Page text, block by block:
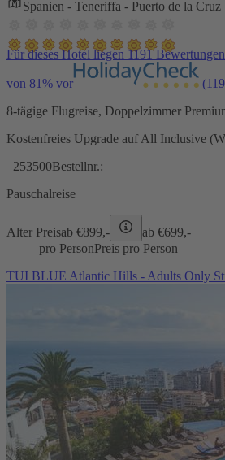
Spanien - Teneriffa - Puerto de la Cruz
Für dieses Hotel liegen 1191
von 81% vor
8-tägige Flugreise, Doppelzimmer
Kostenfreies Upgrade auf All Inclusive
253500Bestellnr.:
Pauschalreise
Alter Preisab €899,- ab €699,-
pro PersonPreis pro Person
TUI BLUE Atlantic Hills - Adults Only